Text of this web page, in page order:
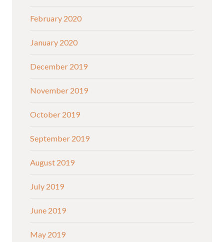
February 2020
January 2020
December 2019
November 2019
October 2019
September 2019
August 2019
July 2019
June 2019
May 2019